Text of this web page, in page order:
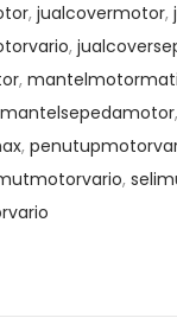
, jualcovermotor,
,
,
mantelsepedamotor,
,
,